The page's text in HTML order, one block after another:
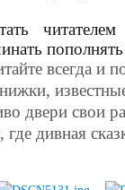
читателем
всегда и
двери свои
где дивная